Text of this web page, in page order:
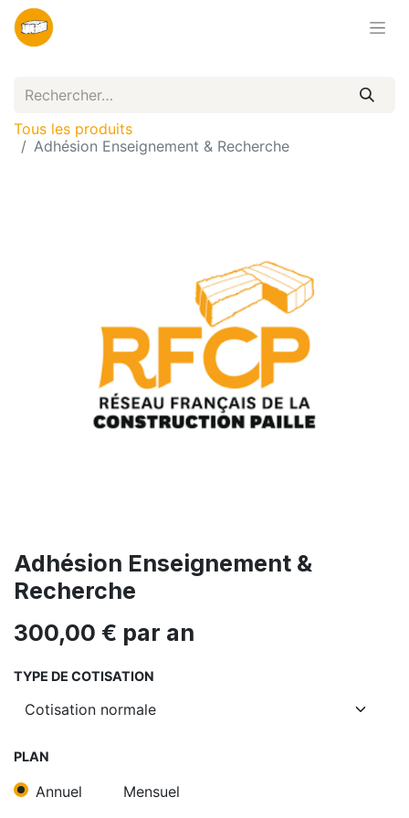
Tous les produits
Adhésion Enseignement & Recherche
Adhésion Enseignement &
Recherche
300,00 € par an
TYPE DE COTISATION
PLAN
Annuel Mensuel